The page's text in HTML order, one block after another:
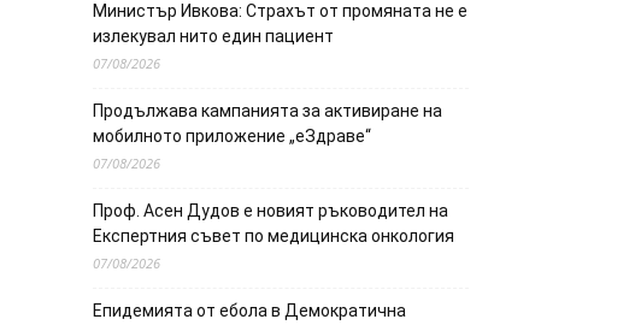
Министър Ивкова: Страхът от промяната не е
излекувал нито един пациент
07/08/2026
Продължава кампанията за активиране на
мобилното приложение „еЗдраве“
07/08/2026
Проф. Асен Дудов е новият ръководител на
Експертния съвет по медицинска онкология
07/08/2026
Епидемията от ебола в Демократична